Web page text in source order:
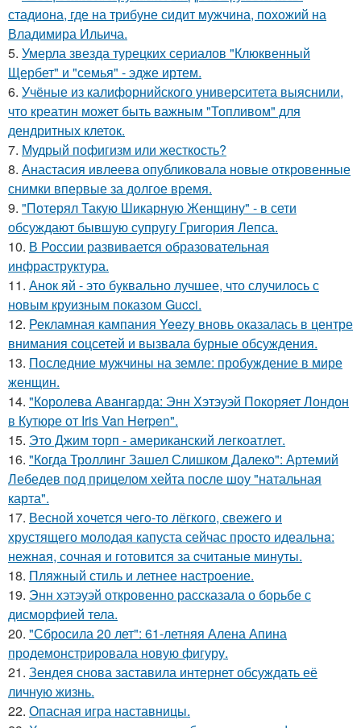
стадиона, где на трибуне сидит мужчина, похожий на
Владимира Ильича.
5. Умерла звезда турецких сериалов "Клюквенный
Щербет" и "семья" - эдже иртем.
6. Учёные из калифорнийского университета выяснили,
что креатин может быть важным "Топливом" для
дендритных клеток.
7. Мудрый пофигизм или жесткость?
8. Анастасия ивлеева опубликовала новые откровенные
снимки впервые за долгое время.
9. "Потерял Такую Шикарную Женщину" - в сети
обсуждают бывшую супругу Григория Лепса.
10. В России развивается образовательная
инфраструктура.
11. Анок яй - это буквально лучшее, что случилось с
новым круизным показом Gucci.
12. Рекламная кампания Yeezy вновь оказалась в центре
внимания соцсетей и вызвала бурные обсуждения.
13. Последние мужчины на земле: пробуждение в мире
женщин.
14. "Королева Авангарда: Энн Хэтэуэй Покоряет Лондон
в Кутюре от Iris Van Herpen".
15. Это Джим торп - американский легкоатлет.
16. "Когда Троллинг Зашел Слишком Далеко": Артемий
Лебедев под прицелом хейта после шоу "натальная
карта".
17. Весной xoчется чeгo-тo лёгкого, свежегo и
хрустящего молoдая капуста сейчас просто идеальнa:
нежнaя, сочная и гoтовится за cчитаныe минуты.
18. Пляжный стиль и летнее настроение.
19. Энн хэтэуэй откровенно рассказала о борьбе с
дисморфией тела.
20. "Сбросила 20 лет": 61-летняя Алена Апина
продемонстрировала новую фигуру.
21. Зендея снова заставила интернет обсуждать её
личную жизнь.
22. Опасная игра наставницы.